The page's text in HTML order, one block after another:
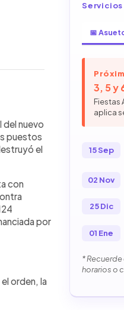
el
del nuevo
puestos
el
con
por
orden, la
📅
3, 5 y
Fiestas
aplica
15 Sep
02 Nov
25 Dic
01 Ene
*
horarios o